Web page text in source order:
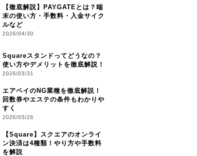
【徹底解説】PAYGATEとは？端
末の使い方・手数料・入金サイク
ルなど
2026/04/30
Squareスタンドってどうなの？
使い方やデメリットを徹底解説！
2026/03/31
エアペイのNG業種を徹底解説！
回数券やエステの条件もわかりや
すく
2026/03/26
【Square】スクエアのオンライ
ン決済は4種類！やり方や手数料
を解説